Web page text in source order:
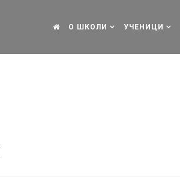
О ШКОЛИ УЧЕНИЦИ